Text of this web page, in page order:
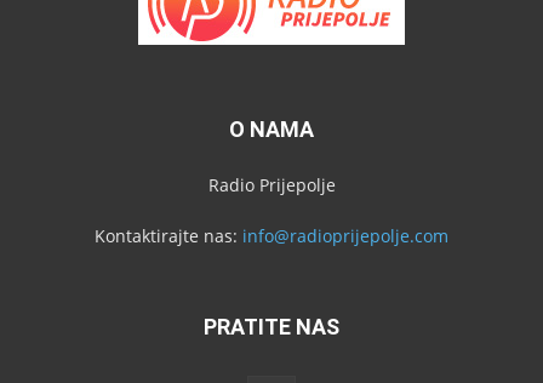
O NAMA
Radio Prijepolje
Kontaktirajte nas: info@radioprijepolje.com
PRATITE NAS